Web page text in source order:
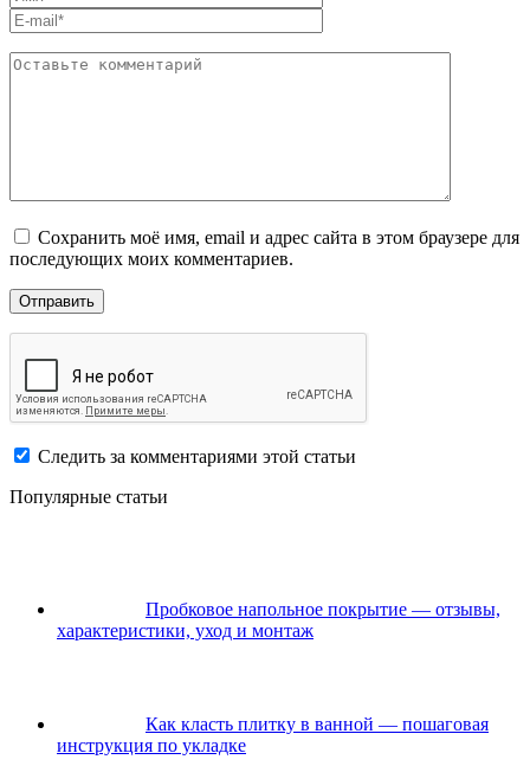
Сохранить моё имя, email и адрес сайта в этом браузере для
последующих моих комментариев.
Следить за комментариями этой статьи
Популярные статьи
Пробковое напольное покрытие — отзывы,
характеристики, уход и монтаж
Как класть плитку в ванной — пошаговая
инструкция по укладке